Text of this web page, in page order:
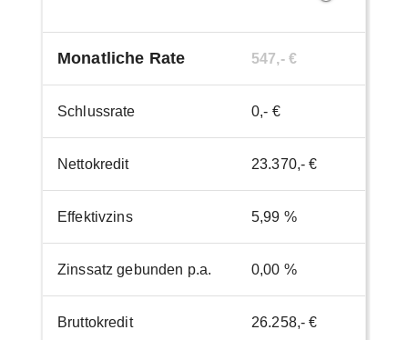
Monatliche Rate 547,- €
Schlussrate 0,- €
Nettokredit 23.370,- €
Effektivzins 5,99 %
Zinssatz gebunden p.a. 0,00 %
Bruttokredit 26.258,- €